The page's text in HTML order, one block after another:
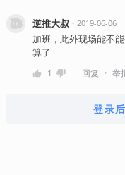
逆推大叔 ・ 2019-06-06
加班，此外现场能不
算了
1 回复 ・ 举
登录